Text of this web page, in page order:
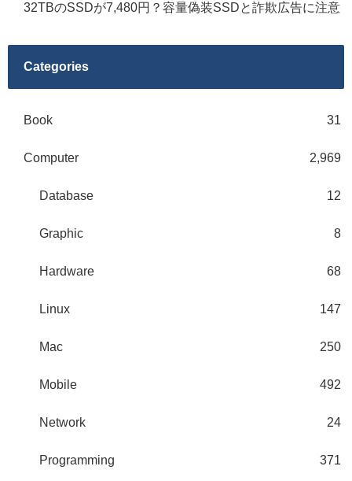
32TBのSSDが7,480円？容量偽装SSDと詐欺広告に注意
Categories
Book 31
Computer 2,969
Database 12
Graphic 8
Hardware 68
Linux 147
Mac 250
Mobile 492
Network 24
Programming 371